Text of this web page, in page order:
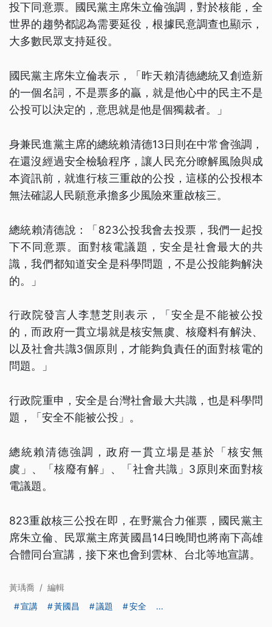
投下同意票。國民黨主席朱立倫強調，對於核能，全
世界的趨勢都認為需要延役，根據民意調查也顯示，
大多數民眾支持延役。
國民黨主席朱立倫表示，「昨天賴清德總統又創造新
的一個名詞，不是票多的贏，就是他心中的民主不是
公投可以決定的，意思就是他是個獨裁者。」
身兼民進黨主席的總統賴清德13日則在中常會強調，
在還沒經過安全檢驗程序，讓人民充分瞭解風險與成
本資訊前，就進行核三重啟的公投，這樣的公投根本
無法確認人民願意承擔多少風險來重啟核三。
總統賴清德說：「823公投我會去投票，我們一起投
下不同意票。面對核電議題，安全是社會最大的共
識，我們都知道安全是科學問題，不是公投能夠解決
的。」
行政院發言人李慧芝則表示，「安全是不能被公投
的，而政府一貫立場就是核安無虞、核廢料有解決、
以及社會共識3個原則，才能夠負責任的面對核電的
問題。」
行政院重申，安全是台灣社會最大共識，也是科學問
題，「安全不能被公投」。
總統賴清德強調，政府一貫立場是基於「核安無
虞」、「核廢有解」、「社會共識」3原則來面對核
電議題。
823重啟核三公投在即，在野黨合力催票，國民黨主
席朱立倫、民眾黨主席黃國昌14日晚間也將南下高雄
合體同台宣講，接下來也會到雲林、台北等地宣講。
黃瑀喬 / 編輯
宣講
黃國昌 議題 安全 ...